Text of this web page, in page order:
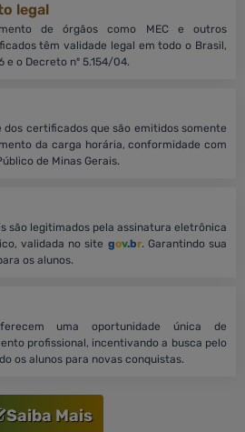
legal
de órgãos como MEC e outros
têm validade legal em todo o Brasil,
e o Decreto nº 5.154/04.
certificados que são emitidos somente
da carga horária, conformidade com
de Minas Gerais.
são legitimados pela assinatura eletrônica
validada no site gov.br. Garantindo sua
os alunos.
uma oportunidade única de
profissional, incentivando a busca pelo
os alunos para novas conquistas.
Saiba Mais